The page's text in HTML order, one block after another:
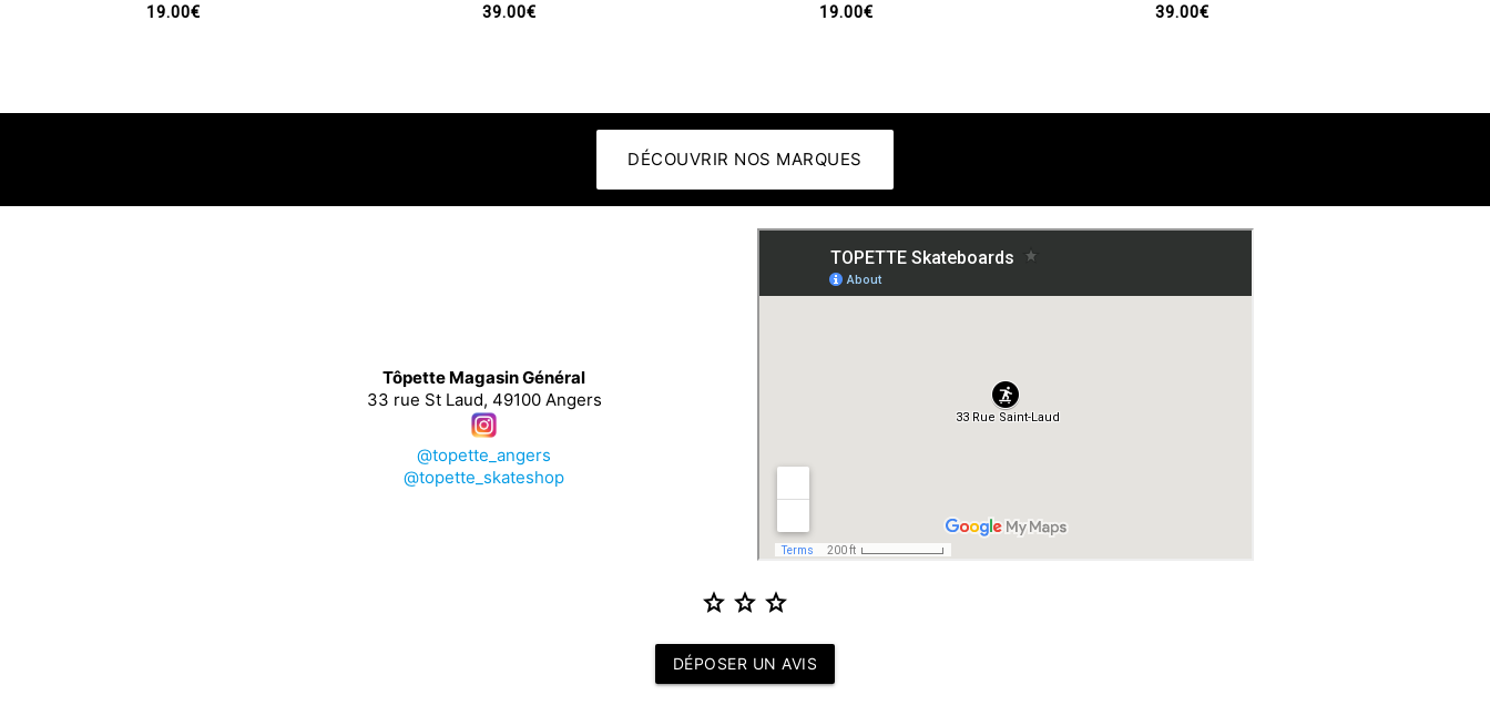
19.00€ 39.00€ 19.00€ 39.00€
DÉCOUVRIR NOS MARQUES
Tôpette Magasin Général
33 rue St Laud, 49100 Angers
@topette_angers
@topette_skateshop
star star star
DÉPOSER UN AVIS